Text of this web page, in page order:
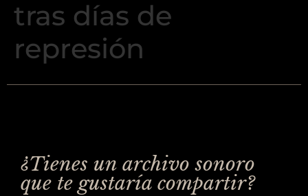
tras días de
represión
¿Tienes un archivo sonoro
que te gustaría compartir?